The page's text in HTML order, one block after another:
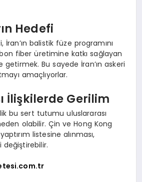
Hedefi
İran’ın balistik füze programını
fiber üretimine katkı sağlayan
getirmek. Bu sayede İran’ın askeri
amaçlıyorlar.
İlişkilerde Gerilim
bu sert tutumu uluslararası
olabilir. Çin ve Hong Kong
listesine alınması,
değiştirebilir.